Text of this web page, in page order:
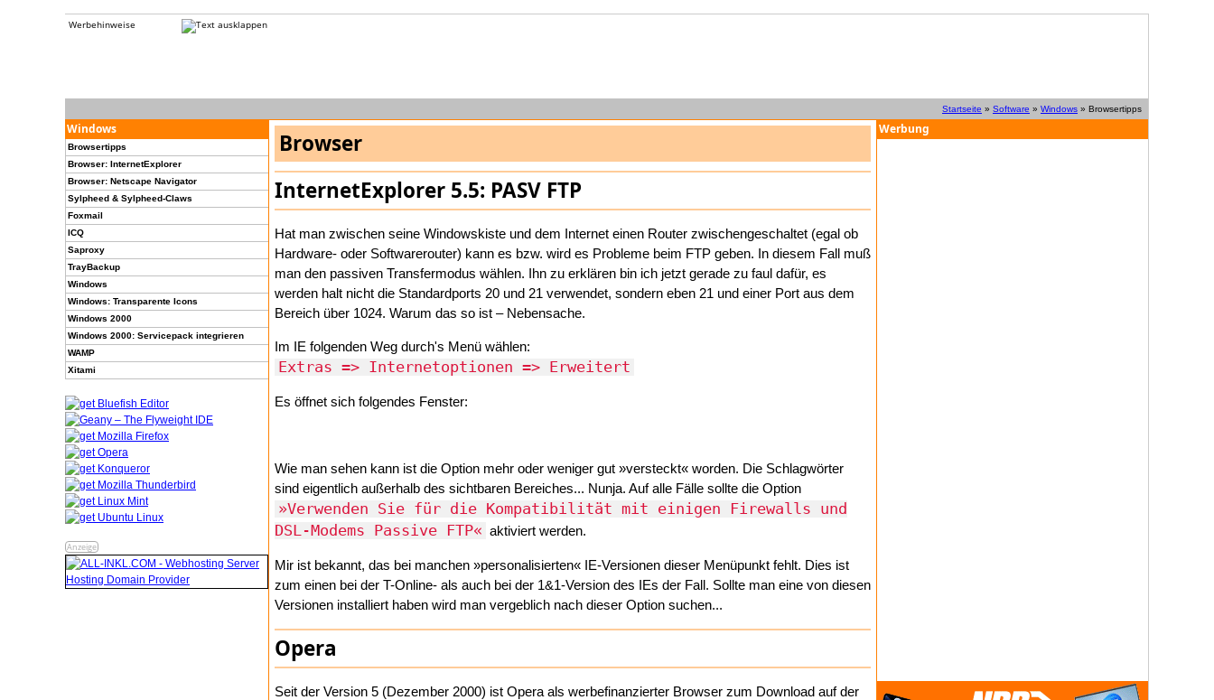
Werbehinweise
Startseite » Software » Windows » Browsertipps
Windows
Browsertipps
Browser: InternetExplorer
Browser: Netscape Navigator
Sylpheed & Sylpheed-Claws
Foxmail
ICQ
Saproxy
TrayBackup
Windows
Windows: Transparente Icons
Windows 2000
Windows 2000: Servicepack integrieren
WAMP
Xitami
Anzeige
Werbung
Browser
InternetExplorer 5.5: PASV FTP
Hat man zwischen seine Windowskiste und dem Internet einen Router zwischengeschaltet (egal ob
Hardware- oder Softwarerouter) kann es bzw. wird es Probleme beim FTP geben. In diesem Fall muß
man den passiven Transfermodus wählen. Ihn zu erklären bin ich jetzt gerade zu faul dafür, es
werden halt nicht die Standardports 20 und 21 verwendet, sondern eben 21 und einer Port aus dem
Bereich über 1024. Warum das so ist – Nebensache.
Im IE folgenden Weg durch's Menü wählen:
Extras => Internetoptionen => Erweitert
Es öffnet sich folgendes Fenster:
Wie man sehen kann ist die Option mehr oder weniger gut »versteckt« worden. Die Schlagwörter
sind eigentlich außerhalb des sichtbaren Bereiches... Nunja. Auf alle Fälle sollte die Option
»Verwenden Sie für die Kompatibilität mit einigen Firewalls und
DSL-Modems Passive FTP« aktiviert werden.
Mir ist bekannt, das bei manchen »personalisierten« IE-Versionen dieser Menüpunkt fehlt. Dies ist
zum einen bei der T-Online- als auch bei der 1&1-Version des IEs der Fall. Sollte man eine von diesen
Versionen installiert haben wird man vergeblich nach dieser Option suchen...
Opera
Seit der Version 5 (Dezember 2000) ist Opera als werbefinanzierter Browser zum Download auf der